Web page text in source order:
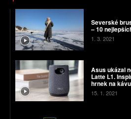
Severské
– 10
1. 3. 2021
Asus ukázal
Latte L1.
hrnek na kávu
15. 1. 2021